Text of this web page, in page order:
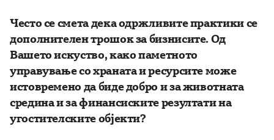
Често се смета дека одржливите практики се
дополнителен трошок за бизнисите. Од
Вашето искуство, како паметното
управување со храната и ресурсите може
истовремено да биде добро и за животната
средина и за финансиските резултати на
угостителските објекти?